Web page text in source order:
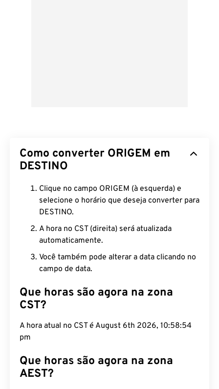
Como converter ORIGEM em
DESTINO
Clique no campo ORIGEM (à esquerda) e
selecione o horário que deseja converter para
DESTINO.
A hora no CST (direita) será atualizada
automaticamente.
Você também pode alterar a data clicando no
campo de data.
Que horas são agora na zona
CST?
A hora atual no CST é August 6th 2026, 10:58:55
pm
Que horas são agora na zona
AEST?